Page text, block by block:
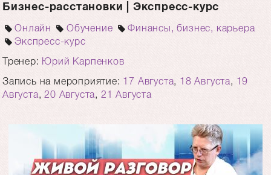
Бизнес-расстановки | Экспресс-курс
Онлайн Обучение
Финансы, бизнес, карьера
Экспресс-курс
Тренер: Юрий Карпенков
Запись на мероприятие: 17 Августа, 18 Августа, 19
Августа,20 Августа, 21 Августа